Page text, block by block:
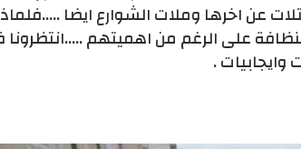
عن اخرها وملات الشوارع ايضا
على الرغم من اهميتهم
وايجابيات .